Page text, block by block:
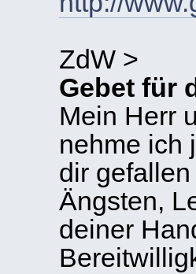
ZdW >
Gebet für
Mein Herr
nehme ich
dir
Ängsten,
deiner